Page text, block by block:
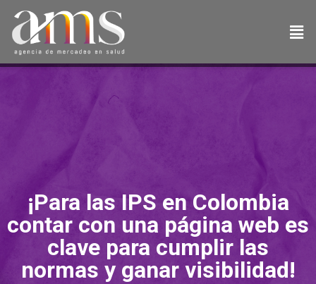
¡Para las IPS en Colombia
contar con una página web es
clave para cumplir las
normas y ganar visibilidad!